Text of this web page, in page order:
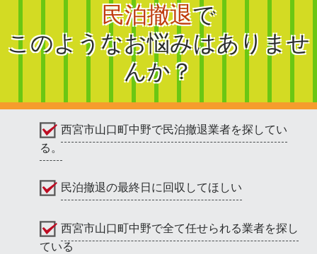
民泊撤退で
このようなお悩みはありませ
んか？
西宮市山口町中野で民泊撤退業者を探してい
る。
民泊撤退の最終日に回収してほしい
西宮市山口町中野で全て任せられる業者を探し
ている